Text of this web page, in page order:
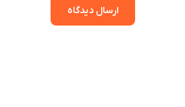
ارسال دیدگاه